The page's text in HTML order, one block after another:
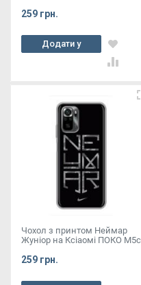
259 грн.
Додати у
кошик
Чохол з принтом Неймар
Жуніор на Ксіаомі ПОКО М5с
259 грн.